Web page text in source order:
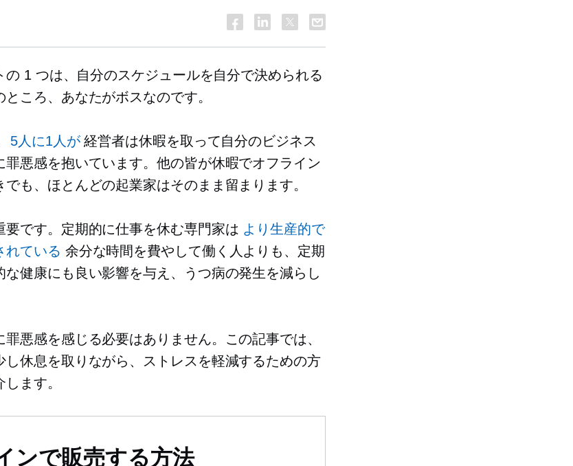
の 1 つは、自分のスケジュールを自分で決められる
ころ、あなたがボスなのです。
5人に1人が経営者は休暇を取って自分のビジネス
罪悪感を抱いています。他の皆が休暇でオフライン
でも、ほとんどの起業家はそのまま留まります。
要です。定期的に仕事を休む専門家は より生産的で
れている 余分な時間を費やして働く人よりも、定期
な健康にも良い影響を与え、うつ病の発生を減らし
悪感を感じる必要はありません。この記事では、
し休息を取りながら、ストレスを軽減するための方
ます。
ンで販売する方法